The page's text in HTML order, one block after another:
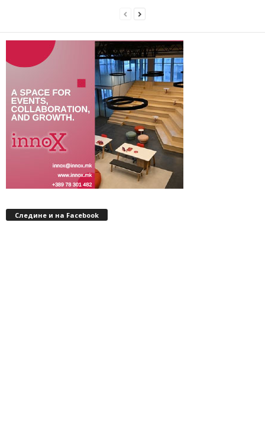
Следине и на Facebook